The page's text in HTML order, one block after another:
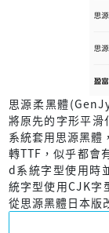
思源柔黑體
將原先的字形平
系統套用思源黑
轉TTF，似乎都會
d系統字型使用時
統字型使用CJK字
從思源黑體日本版